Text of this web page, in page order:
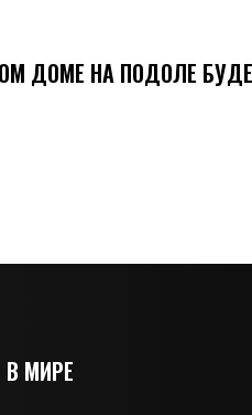
ДОМЕ НА ПОДОЛЕ
В МИРЕ